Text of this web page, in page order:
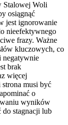
Stalowej Woli
osiągnąć
jest ignorowanie
nieefektywnego
frazy. Ważne
kluczowych, co
negatywnie
brak
więcej
musi być
o
wyników
do stagnacji lub